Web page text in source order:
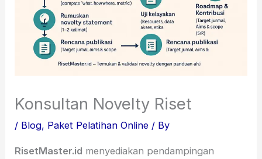
Konsultan Novelty Riset
/ Blog, Paket Pelatihan Online / By
RisetMaster.id menyediakan pendampingan